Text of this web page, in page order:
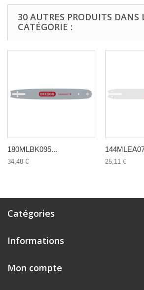
30 AUTRES PRODUITS DANS
CATÉGORIE :
180MLBK095...
34,48 € 25,11 €
Catégories
Informations
Mon compte